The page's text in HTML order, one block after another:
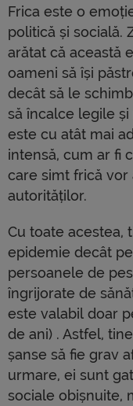
Frica este o
politică și socială.
arătat că această
oameni să își
decât să le
să încalce legile
este cu atât mai
intensă, cum ar fi
care simt frică
autorităților.
Cu toate acestea,
epidemie decât
persoanele de
îngrijorate de
este valabil doar
de ani) . Astfel,
șanse să fie grav
urmare, ei sunt
sociale obișnuite,